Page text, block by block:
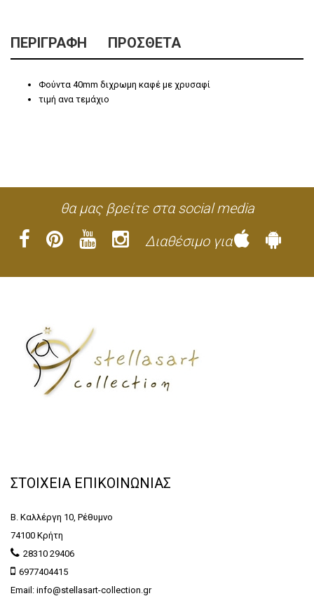
ΠΕΡΙΓΡΑΦΉ ΠΡΌΣΘΕΤΑ
Φούντα 40mm διχρωμη καφέ με χρυσαφί
τιμή ανα τεμάχιο
θα μας βρείτε στα social media
Διαθέσιμο για
ΣΤΟΙΧΕΙΑ ΕΠΙΚΟΙΝΩΝΙΑΣ
Β. Καλλέργη 10, Ρέθυμνο
74100 Κρήτη
28310 29406
6977404415
Email: info@stellasart-collection.gr